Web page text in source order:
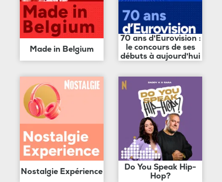
Made in Belgium
70 ans d'Eurovision :
le concours de ses
débuts à aujourd'hui
Nostalgie Expérience
Do You Speak Hip-
Hop?